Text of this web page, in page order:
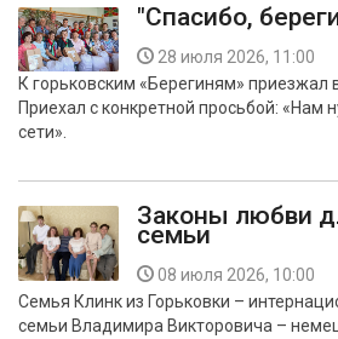
КУЛЬТУРА
БЕЗОПАСНОСТЬ
АРХИВ PDF
"Спасибо,
28 июля 2026, 11:00
К горьковским «Берегиням» приезжал
Приехал с конкретной просьбой: «Нам
сети».
Законы любви
семьи
08 июля 2026, 10:00
Семья Клинк из Горьковки –
семьи Владимира Викторовича –